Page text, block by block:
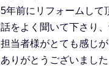
5年前にリフォームして
話をよく聞いて下さり
担当者様がとても感じ
ありがとうございました